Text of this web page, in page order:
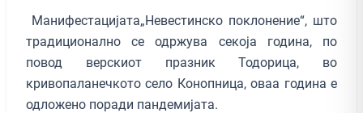
Манифестацијата„Невестинско поклонение“, што
традиционално се одржува секоја година, по
повод верскиот празник Тодорица, во
кривопаланечкото село Конопница, оваа година е
одложено поради пандемијата.